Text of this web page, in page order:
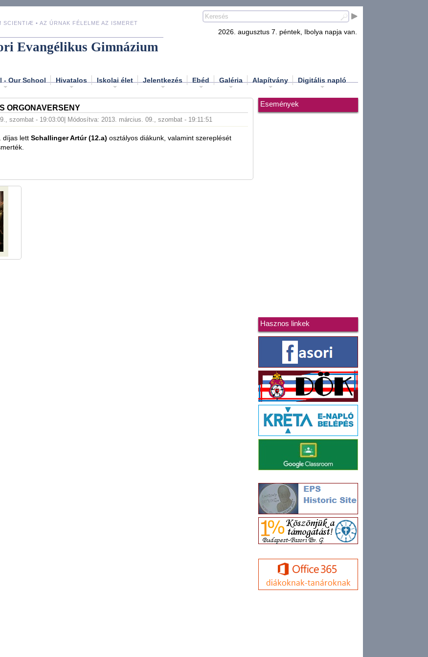
• AZ ÚRNAK FÉLELME AZ ISMERET
Evangélikus Gimnázium
2026. augusztus 7. péntek, Ibolya napja van.
- Our School Hivatalos Iskolai élet Jelentkezés Ebéd Galéria Alapítvány Digitális napló
ORGONAVERSENY
szombat - 19:03:00 | Módosítva: 2013. március. 09., szombat - 19:11:51
díjas lett Schallinger Artúr (12.a) osztályos diákunk, valamint szereplését
Események
Hasznos linkek